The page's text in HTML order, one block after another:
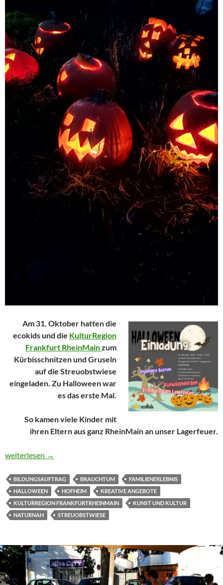
Am 31. Oktober hatten die
ecokids und die KulturRegion
Frankfurt RheinMainzum
Kürbisschnitzen und Gruseln
auf die Streuobstwiese
eingeladen. Zu Halloween war
es das erste Mal.
So kamen viele Kinder mit
ihren Eltern aus ganz RheinMain an unser Lagerfeuer.
Schrecklich – gruslig und schaurig an Halloween (keltisches
weiterlesen →
BILDUNGSAUFTRAG BRAUCHTUM
FAMILIENERLEBNIS
HALLOWEEN
HOFHEIM
KREATIVE ANGEBOTE
KULTURREGION FRANKFURTRHEINMAIN
KUNST UND KULTUR
NATURNAH
STREUOBSTWIESE